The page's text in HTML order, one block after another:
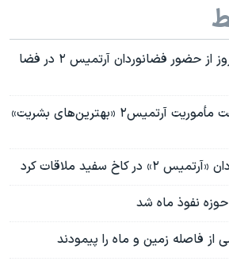
ناسا: امروز آخرین روز از حضور فضانوردان آرتمیس ۲ در فضا
ناسا به صدای آمریکا گفت مأموریت آرتمیس۲ «بهترین‌های بشریت»
کاخ سفید ملاقات کرد
نفوذ ماه شد
از فاصله زمین و ماه را پیمودند